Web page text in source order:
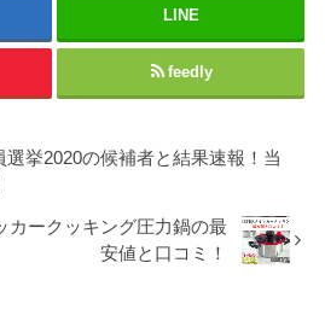
LINE
feedly
選挙2020の候補者と結果速報！当
カークッキング圧力鍋の最
安値と口コミ！